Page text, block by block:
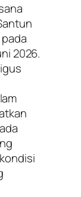
2026.